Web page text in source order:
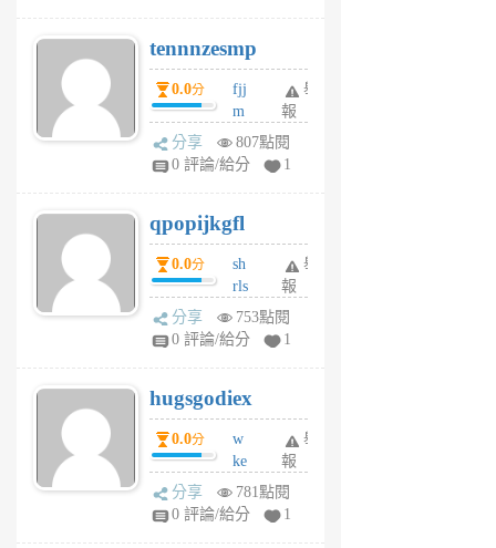
6
個
月
前
tennnzesmp
0.0分
fjj
m
w
rs
6
個
月
前
舉
報
分享
807點閱
0 評論/給分
1
qpopijkgfl
0.0分
sh
rls
k
m
6
個
月
前
舉
報
分享
753點閱
0 評論/給分
1
hugsgodiex
0.0分
w
ke
rv
pj
舉
報
分享
781點閱
0 評論/給分
1